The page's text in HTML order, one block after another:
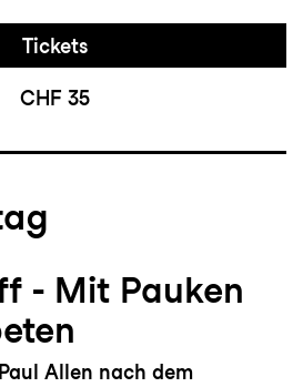
Tickets
CHF 35
- Mit Pauken
Allen nach dem